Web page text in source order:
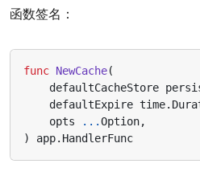
函数签名：
func NewCache(
defaultCacheStore
defaultExpire time.
opts
...Option,
)
app. HandlerFunc